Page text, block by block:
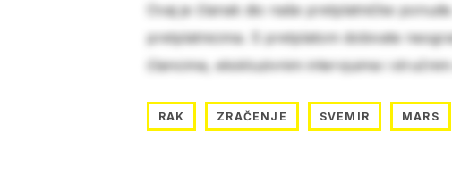
Ovaj je članak dio naše pretplatničke
pretplatnicima. S pretplatom dobivate
člancima, ekskluzivnim intervjuima i
RAK ZRAČENJE SVEMIR MARS